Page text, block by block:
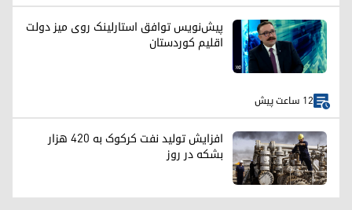
پیش‌نویس توافق استارلینک روی میز دولت
اقلیم کوردستان
12 ساعت پیش
افزایش تولید نفت کرکوک به ۴۲۰ هزار
بشکه در روز